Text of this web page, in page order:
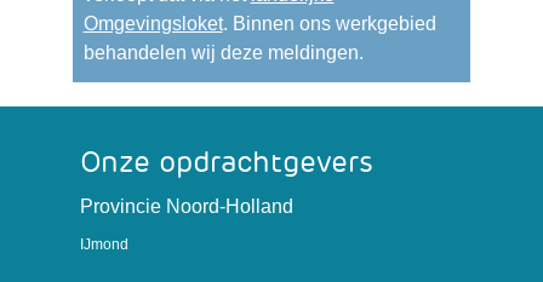
Omgevingsloket(verwijst
naar
een
andere
. Binnen ons werkgebied
behandelen wij deze meldingen.
Onze opdrachtgevers
Provincie Noord-Holland(verwijst
IJmond